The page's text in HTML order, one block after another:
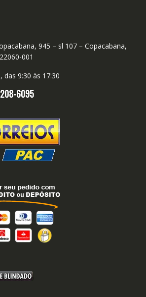
945 – sl 107 – Copacabana,
001
das 9:30 às 17:30
6095